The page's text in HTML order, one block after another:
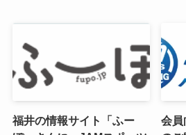
福井の情報サイト「ふー
会員